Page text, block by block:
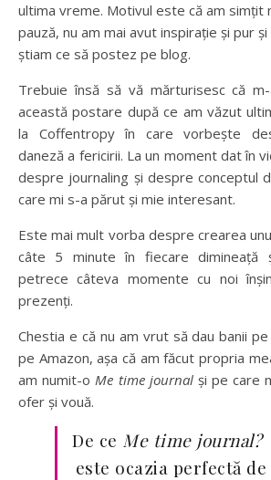
ultima vreme. Motivul este că am simțit
pauză, nu am mai avut inspirație și pur și
știam ce să postez pe blog.
Trebuie însă să vă mărturisesc că
această postare după ce am văzut
la Coffentropy în care vorbește
daneză a fericirii. La un moment dat în
despre journaling și despre conceptul
care mi s-a părut și mie interesant.
Este mai mult vorba despre crearea
câte 5 minute în fiecare dimineață
petrece câteva momente cu noi
prezenți.
Chestia e că nu am vrut să dau banii
pe Amazon, așa că am făcut propria
am numit-oMe time journal și pe care
ofer și vouă.
De ce Me time
este ocazia perfectă